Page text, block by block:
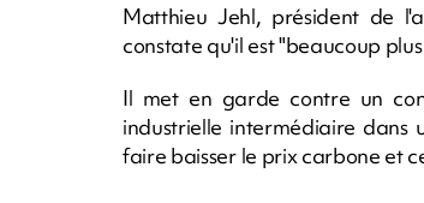
Matthieu Jehl, président de
constate qu'il est "beaucoup
Il met en garde contre un
industrielle intermédiaire dans
faire baisser le prix carbone et